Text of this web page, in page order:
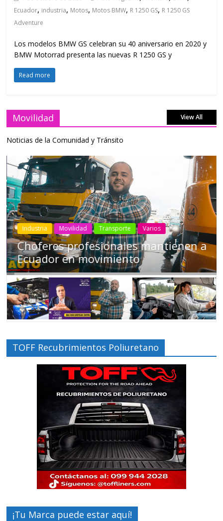
Ecuador, industria, Motos, Motos BMW, R 1250 GS, R 1250 GS
Adventure
Los modelos BMW GS celebran su 40 aniversario en 2020 y
BMW Motorrad presenta las nuevas R 1250 GS y
Read more
Movilidad View All
Noticias de la Comunidad y Tránsito
Industria Movilidad Transporte Varios
Choferes profesionales mantienen a
Ecuador en movimiento
TOFF Recubrimientos Poliuretano
¡Tu Marca puede estar aquí!